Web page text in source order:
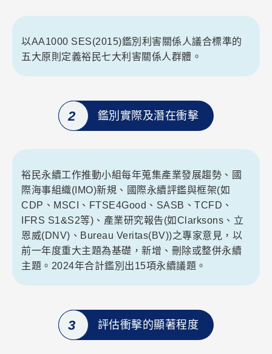
以AA1000 SES(2015)鑑別利害關係人議合標準的
五大原則定義裕民七大利害關係人群體。
2 鑑別實際及潛在衝擊
裕民永續工作推動小組每年蒐集產業發展趨勢、國
際海事組織(IMO)新規、國際永續評鑑與框架(如
CDP、MSCI、FTSE4Good、SASB、TCFD、
IFRS S1&S2等)、產業研究報告(如Clarksons、立
恩威(DNV)、Bureau Veritas(BV))之專家意見，以
前一年度重大主題為基礎，新增、刪除或整併永續
主題。2024年合計鑑別出15項永續議題。
3 評估衝擊的顯著程度